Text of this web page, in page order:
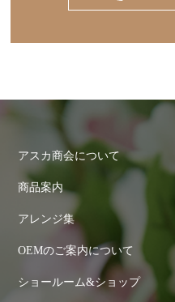
アスカ商会について
商品案内
アレンジ集
OEMのご案内について
ショールーム&ショップ